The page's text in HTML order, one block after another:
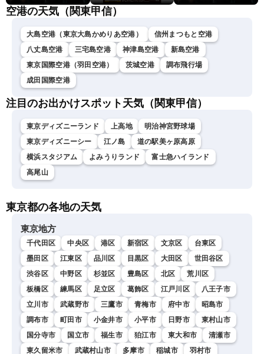
空港の天気（関東甲信）
大島空港（東京大島かめりあ空港）
信州まつもと空港
八丈島空港
三宅島空港 神津島空港
新島空港
東京国際空港（羽田空港）
茨城空港
調布飛行場
成田国際空港
注目のお出かけスポット天気（関東甲信）
東京ディズニーランド 上高地
明治神宮野球場
東京ディズニーシー
江ノ島
道の駅美ヶ原高原
横浜スタジアム
よみうりランド
富士急ハイランド
高尾山
東京都の各地の天気
東京地方
千代田区 中央区 港区 新宿区 文京区
台東区
墨田区
江東区 品川区 目黒区 大田区
世田谷区
渋谷区
中野区 杉並区 豊島区 北区
荒川区
板橋区
練馬区 足立区 葛飾区 江戸川区
八王子市
立川市
武蔵野市 三鷹市 青梅市 府中市
昭島市
調布市
町田市 小金井市 小平市 日野市
東村山市
国分寺市
国立市 福生市 狛江市 東大和市
清瀬市
東久留米市
武蔵村山市 多摩市 稲城市 羽村市